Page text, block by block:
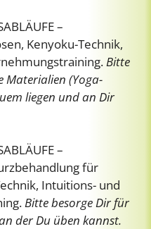
–
Kenyoku-Technik,
Bitte
Materialien (Yoga-
liegen und an Dir
–
für
Intuitions- und
Bitte besorge Dir für
der Du üben kannst.